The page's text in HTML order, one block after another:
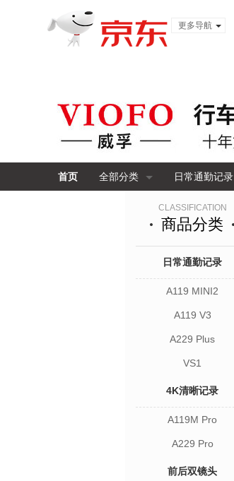
更多导航
首页 全部分类 日常通勤记录
CLASSIFICATION
商品分类
日常通勤记录
A119 MINI2
A119 V3
A229 Plus
VS1
4K清晰记录
A119M Pro
A229 Pro
前后双镜头